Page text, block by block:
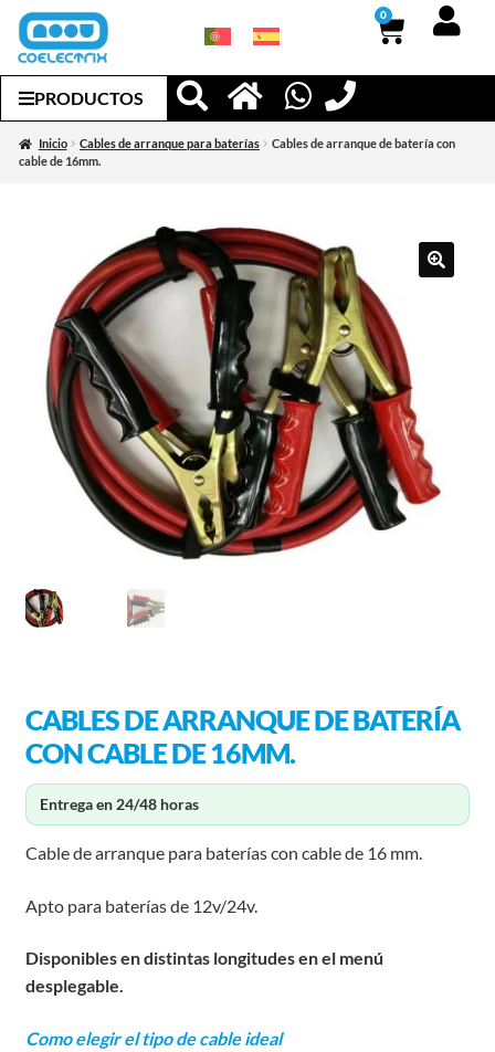
0
PRODUCTOS
Inicio Cables de arranque para baterías
Cables de arranque de batería con
cable de 16mm.
CABLES DE ARRANQUE DE BATERÍA
CON CABLE DE 16MM.
Entrega en 24/48 horas
Cable de arranque para baterías con cable de 16 mm.
Apto para baterías de 12v/24v.
Disponibles en distintas longitudes en el menú
desplegable.
Como elegir el tipo de cable ideal